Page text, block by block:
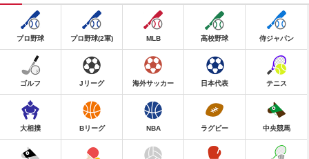
プロ野球 プロ野球(2軍) MLB 高校野球 侍ジャパン
ゴルフ Jリーグ 海外サッカー 日本代表 テニス
大相撲 Bリーグ NBA ラグビー 中央競馬